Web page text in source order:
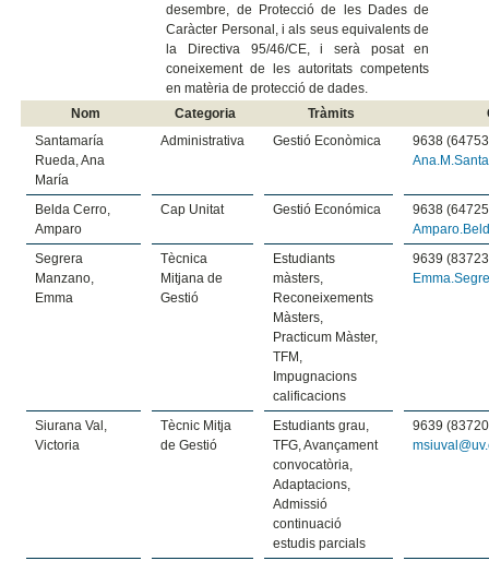
desembre, de Protecció de les Dades de
Caràcter Personal, i als seus equivalents de
la Directiva 95/46/CE, i serà posat en
coneixement de les autoritats competents
en matèria de protecció de dades.
Nom
Categoria Tràmits
Santamaría
Rueda, Ana
María
Administrativa Gestió Econòmica
9638
Belda Cerro,
Amparo
Cap Unitat Gestió Económica
9638
Segrera
Manzano,
Emma
Tècnica
Mitjana de
Gestió
Estudiants
màsters,
Reconeixements
Màsters,
Practicum Màster,
TFM,
Impugnacions
calificacions
9639
Siurana Val,
Victoria
Tècnic Mitja
de Gestió
Estudiants grau,
TFG, Avançament
convocatòria,
Adaptacions,
Admissió
continuació
estudis parcials
9639